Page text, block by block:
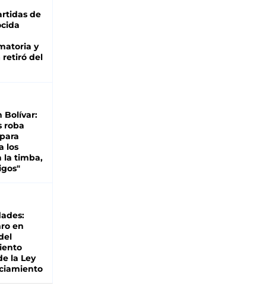
de
y
retiró del
Bolívar:
roba
los
la timba,
en
la Ley